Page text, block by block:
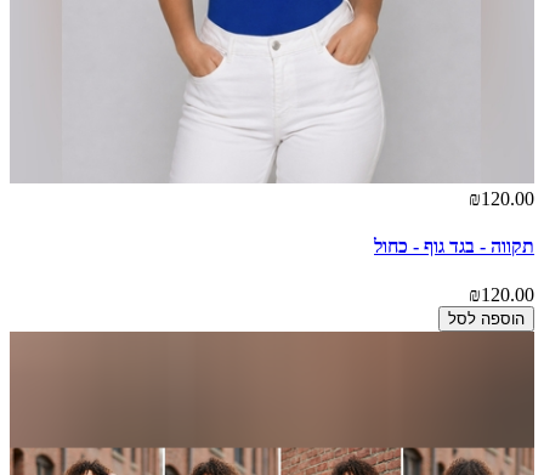
₪120.00
תקווה - בגד גוף - כחול
₪120.00
הוספה לסל